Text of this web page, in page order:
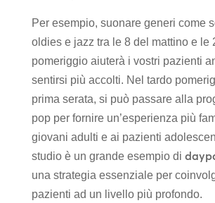
Per esempio, suonare generi come
oldies e jazz tra le 8 del mattino e le
pomeriggio aiuterà i vostri pazienti
sentirsi più accolti. Nel tardo
prima serata, si può passare alla
pop per fornire un’esperienza più
giovani adulti e ai pazienti
studio è un grande esempio di
una strategia essenziale per
pazienti ad un livello più profondo.